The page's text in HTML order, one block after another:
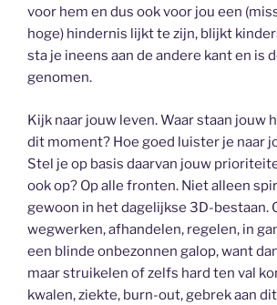
voor hem en dus ook voor jou een
hoge) hindernis lijkt te zijn, blijkt
sta je ineens aan de andere kant en is
genomen.
Kijk naar jouw leven. Waar staan jouw
dit moment? Hoe goed luister je naar
Stel je op basis daarvan jouw
ook op? Op alle fronten. Niet alleen
gewoon in het dagelijkse 3D-bestaan.
wegwerken, afhandelen, regelen, in
een blinde onbezonnen galop, want
maar struikelen of zelfs hard ten val
kwalen, ziekte, burn-out, gebrek aan